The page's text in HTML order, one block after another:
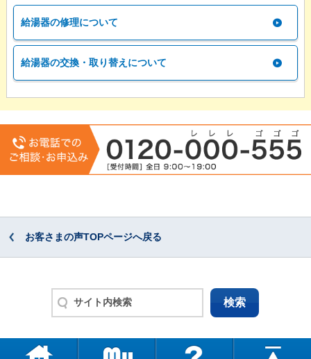
給湯器の修理について
給湯器の交換・取り替えについて
お客さまの声TOPページへ戻る